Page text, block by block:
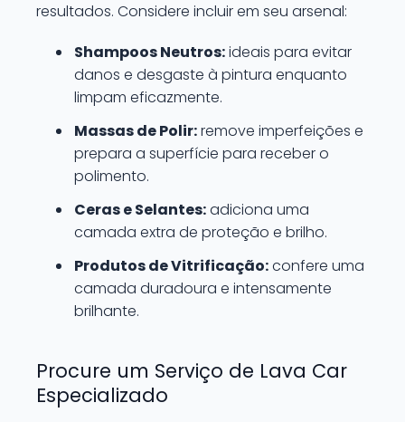
resultados. Considere incluir em seu arsenal:
Shampoos Neutros:ideais para evitar
danos e desgaste à pintura enquanto
limpam eficazmente.
Massas de Polir:remove imperfeições e
prepara a superfície para receber o
polimento.
Ceras e Selantes:adiciona uma
camada extra de proteção e brilho.
Produtos de Vitrificação:confere uma
camada duradoura e intensamente
brilhante.
Procure um Serviço de Lava Car
Especializado